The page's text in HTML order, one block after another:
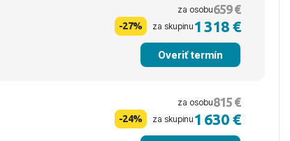
za osobu659 €
-27% za skupinu 1 318 €
Overiť termín
za osobu815 €
-24% za skupinu 1 630 €